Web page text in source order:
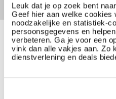
Leuk dat je op zoek bent
Geef hier aan welke cookies
noodzakelijke en statistiek-
persoonsgegevens en
verbeteren. Ga je voor een
vink dan alle vakjes aan. Zo
dienstverlening en deals